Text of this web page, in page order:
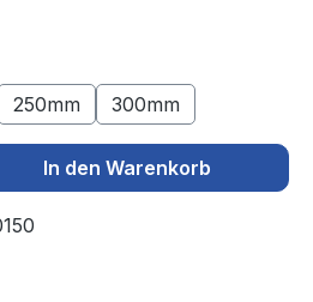
250mm 300mm
Gib den
In den Warenkorb